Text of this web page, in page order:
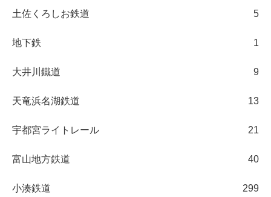
土佐くろしお鉄道 5
地下鉄 1
大井川鐵道 9
天竜浜名湖鉄道 13
宇都宮ライトレール 21
富山地方鉄道 40
小湊鉄道 299